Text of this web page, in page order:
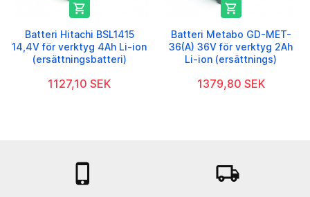

Batteri Hitachi BSL1415
14,4V för verktyg 4Ah Li-ion
(ersättningsbatteri)
1127,10 SEK

Batteri Metabo GD-MET-
36(A) 36V för verktyg 2Ah
Li-ion (ersättnings)
1379,80 SEK
 local_shipping